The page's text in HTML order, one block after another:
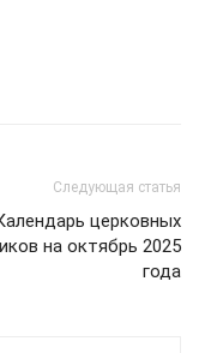
Следующая статья
церковных
на октябрь 2025
года